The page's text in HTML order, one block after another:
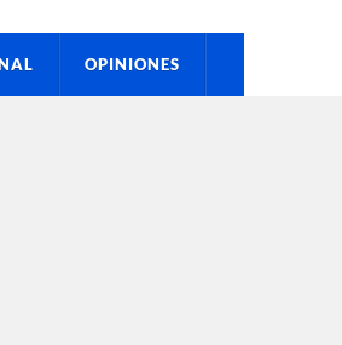
OPINIONES